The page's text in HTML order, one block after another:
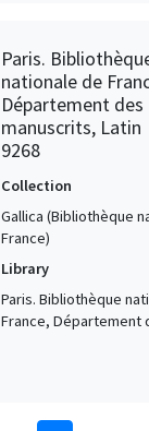
Paris.
nationale de
Département des
manuscrits, Latin
9268
Collection
Gallica (Bibliothèque
France)
Library
Paris. Bibliothèque
France, Département